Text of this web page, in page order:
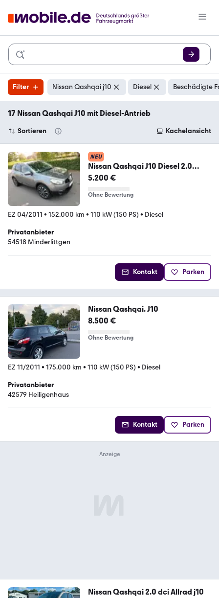
Filter Nissan Qashqai j10 Diesel Beschädigte
17 Nissan Qashqai J10 mit Diesel-Antrieb
Sortieren Kachelansicht
NEU
Nissan Qashqai J10 Diesel 2.0
Panoramadach
5.200 €
Ohne Bewertung
EZ 04/2011 • 152.000 km • 110 kW (150 PS) • Diesel
Privatanbieter
54518 Minderlittgen
Kontakt Parken
Nissan Qashqai. J10
8.500 €
Ohne Bewertung
EZ 11/2011 • 175.000 km • 110 kW (150 PS) • Diesel
Privatanbieter
42579 Heiligenhaus
Kontakt Parken
Nissan Qashqai 2.0 dci Allrad j10